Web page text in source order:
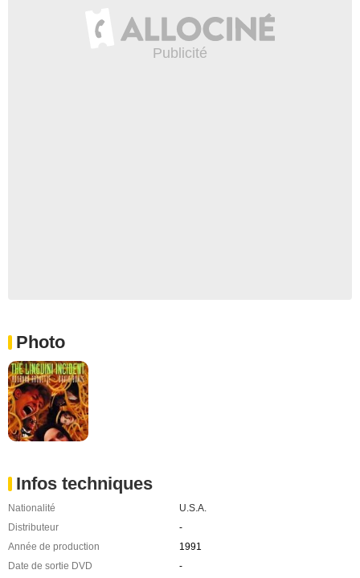
Photo
Infos techniques
Nationalité
U.S.A.
Distributeur
-
Année de production
1991
Date de sortie DVD
-